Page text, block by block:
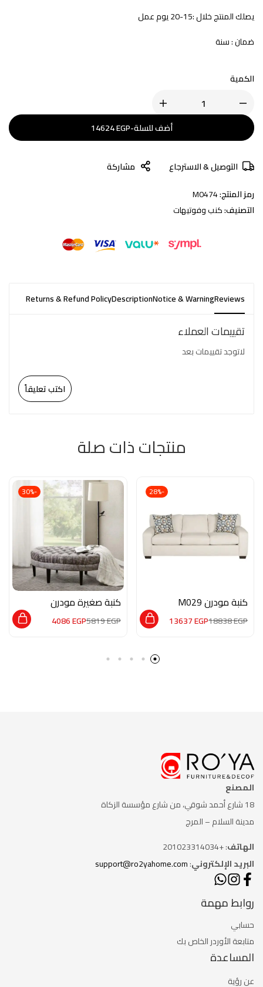
يصلك المنتج خلال :15-20 يوم عمل
ضمان : سنة
الكمية
أضف للسلة-
14624EGP
التوصيل & الاسترجاع
مشاركة
رمز المنتج:M0474
التصنيف:كنب وفوتيهات
Reviews
Notice & Warning
Description
Returns & Refund Policy
تقييمات العملاء
لاتوجد تقييمات بعد
اكتب تعليقاً
منتجات ذات صلة
-28%
كنبة مودرن M029
18838EGP
13637EGP
-30%
كنبة صغيرة مودرن
MAN037
5819EGP
4086EGP
المصنع
18 شارع أحمد شوقي، من شارع
مؤسسة الزكاة
مدينة السلام – المرج
الهاتف: +201023314034
البريد الإلكتروني:
support@ro2yahome.com
روابط مهمة
حسابي
متابعة الأوردر الخاص بك
المساعدة
عن رؤية